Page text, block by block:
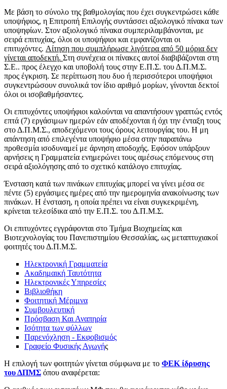
Με βάση το σύνολο της βαθμολογίας που έχει συγκεντρώσει κάθε
υποψήφιος, η Επιτροπή Επιλογής συντάσσει αξιολογικό πίνακα των
υποψηφίων. Στον αξιολογικό πίνακα συμπεριλαμβάνονται, με
σειρά επιτυχίας, όλοι οι υποψήφιοι και εμφανίζονται οι
επιτυχόντες. Αίτηση που συμπλήρωσε λιγότερα από 50 μόρια δεν
γίνεται αποδεκτή. Στη συνέχεια οι πίνακες αυτοί διαβιβάζονται στη
Σ.Ε.. προς έλεγχο και υποβολή τους στην Ε.Π.Σ. του Δ.Π.Μ.Σ.
προς έγκριση. Σε περίπτωση που δυο ή περισσότεροι υποψήφιοι
συγκεντρώσουν συνολικά τον ίδιο αριθμό μορίων, γίνονται δεκτοί
όλοι οι ισοβαθμήσαντες.
Οι επιτυχόντες υποψήφιοι καλούνται να απαντήσουν γραπτώς εντός
επτά (7) εργάσιμων ημερών εάν αποδέχονται ή όχι την ένταξη τους
στο Δ.Π.Μ.Σ., αποδεχόμενοι τους όρους λειτουργίας του. Η μη
απάντηση από επιλεγέντα υποψήφιο μέσα στην παραπάνω
προθεσμία ισοδυναμεί με άρνηση αποδοχής. Εφόσον υπάρξουν
αρνήσεις η Γραμματεία ενημερώνει τους αμέσως επόμενους στη
σειρά αξιολόγησης από το σχετικό κατάλογο επιτυχίας.
Ένσταση κατά των πινάκων επιτυχίας μπορεί να γίνει μέσα σε
πέντε (5) εργάσιμες ημέρες από την ημερομηνία ανακοίνωσης των
πινάκων. Η ένσταση, η οποία πρέπει να είναι συγκεκριμένη,
κρίνεται τελεσίδικα από την Ε.Π.Σ. του Δ.Π.Μ.Σ.
Οι επιτυχόντες εγγράφονται στο Τμήμα Βιοχημείας και
Βιοτεχνολογίας του Πανεπιστημίου Θεσσαλίας, ως μεταπτυχιακοί
φοιτητές του Δ.Π.Μ.Σ.
Ηλεκτρονική Γραμματεία
Ακαδημαική Ταυτότητα
Ηλεκτρονικές Υπηρεσίες
Βιβλιοθήκη
Φοιτητική Μέριμνα
Συμβουλευτική
Πρόσβαση Και Αναπηρία
Ισότητα των φύλλων
Παρενόχληση - Εκφοβισμός
Γραφείο Φυσικής Αγωγής
Η επιλογή των φοιτητών γίνεται σύμφωνα με το ΦΕΚ ίδρυσης
του ΔΠΜΣ όπου αναφέρεται: